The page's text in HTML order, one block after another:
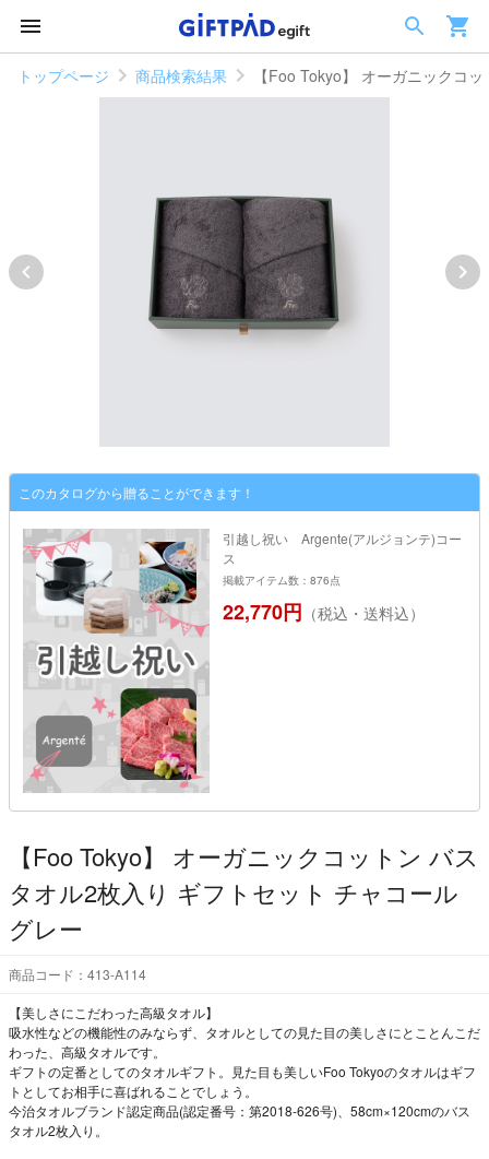
トップページ 商品検索結果 【Foo Tokyo】 オーガニックコ
このカタログから贈ることができます！
引越し祝い Argente(アルジョンテ)コー
ス
掲載アイテム数：876点
22,770円 （税込・送料込）
【Foo Tokyo】 オーガニックコットン バス
タオル2枚入り ギフトセット チャコール
グレー
商品コード：413-A114
【美しさにこだわった高級タオル】
吸水性などの機能性のみならず、タオルとしての見た目の美しさにとことんこだ
わった、高級タオルです。
ギフトの定番としてのタオルギフト。見た目も美しいFoo Tokyoのタオルはギフ
トとしてお相手に喜ばれることでしょう。
今治タオルブランド認定商品(認定番号：第2018-626号)、58cm×120cmのバス
タオル2枚入り。